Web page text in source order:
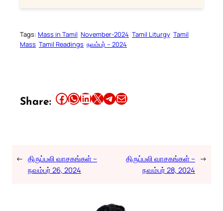
Tags: Mass in Tamil November-2024 Tamil Liturgy Tamil
Mass Tamil Readings நவம்பர் – 2024
Share: Share this article on Facebook Share this article on WhatsApp Share this article on LinkedIn Share this article on X Share this article on TelegramEmail this Article
← திருப்பலி வாசகங்கள் –
நவம்பர் 26, 2024
திருப்பலி வாசகங்கள் –
நவம்பர் 28, 2024
→